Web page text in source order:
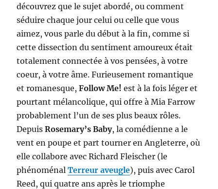
découvrez que le sujet abordé, ou comment
séduire chaque jour celui ou celle que vous
aimez, vous parle du début à la fin, comme si
cette dissection du sentiment amoureux était
totalement connectée à vos pensées, à votre
coeur, à votre âme. Furieusement romantique
et romanesque,Follow Me! est à la fois léger et
pourtant mélancolique, qui offre à Mia Farrow
probablement l’un de ses plus beaux rôles.
DepuisRosemary’s Baby, la comédienne a le
vent en poupe et part tourner en Angleterre, où
elle collabore avec Richard Fleischer (le
phénoménalTerreur aveugle), puis avec Carol
Reed, qui quatre ans après le triomphe